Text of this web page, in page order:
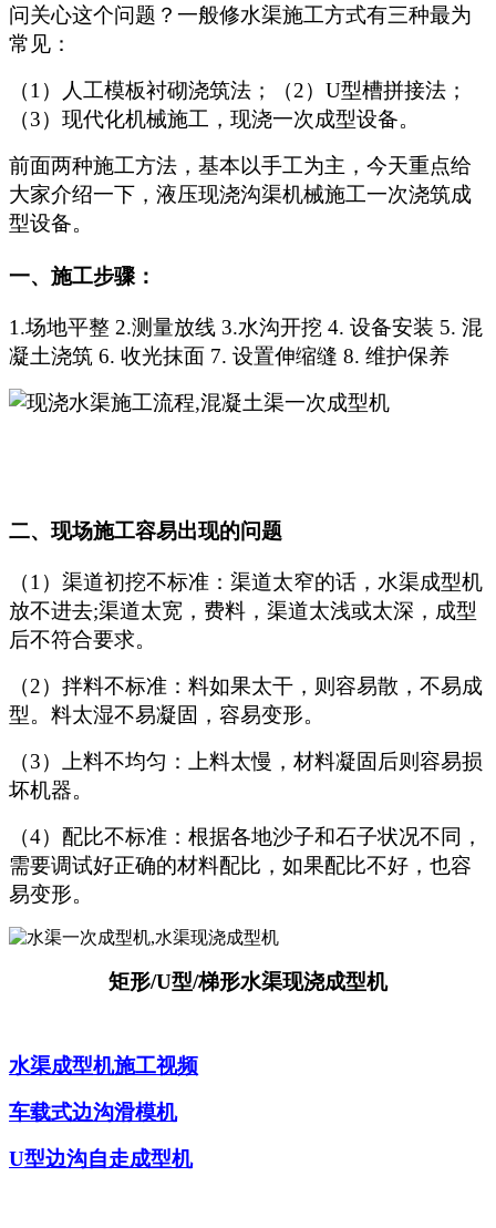
问关心这个问题？一般修水渠施工方式有三种最为
常见：
（1）人工模板衬砌浇筑法；（2）U型槽拼接法；
（3）现代化机械施工，现浇一次成型设备。
前面两种施工方法，基本以手工为主，今天重点给
大家介绍一下，液压现浇沟渠机械施工一次浇筑成
型设备。
一、施工步骤：
1.场地平整 2.测量放线 3.水沟开挖 4. 设备安装 5. 混
凝土浇筑 6. 收光抹面 7. 设置伸缩缝 8. 维护保养
二、现场施工容易出现的问题
（1）渠道初挖不标准：渠道太窄的话，水渠成型机
放不进去;渠道太宽，费料，渠道太浅或太深，成型
后不符合要求。
（2）拌料不标准：料如果太干，则容易散，不易成
型。料太湿不易凝固，容易变形。
（3）上料不均匀：上料太慢，材料凝固后则容易损
坏机器。
（4）配比不标准：根据各地沙子和石子状况不同，
需要调试好正确的材料配比，如果配比不好，也容
易变形。
矩形/U型/梯形水渠现浇成型机
水渠成型机施工视频
车载式边沟滑模机
U型边沟自走成型机